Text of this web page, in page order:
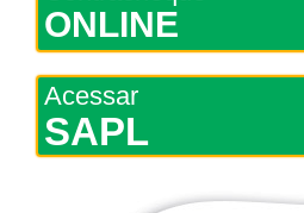
ONLINE
Acessar
SAPL